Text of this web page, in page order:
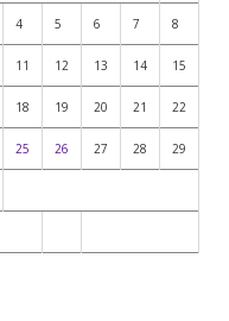
4 5 6 7 8
11 12 13 14 15
18 19 20 21 22
25 26 27 28 29